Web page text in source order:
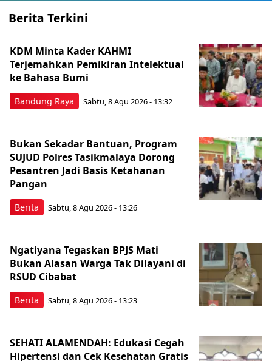
Berita Terkini
Bandung Raya
KDM Minta Kader KAHMI
Terjemahkan Pemikiran Intelektual
ke Bahasa Bumi
Sabtu, 8 Agu 2026 - 13:32
Berita
Bukan Sekadar Bantuan, Program
SUJUD Polres Tasikmalaya Dorong
Pesantren Jadi Basis Ketahanan
Pangan
Sabtu, 8 Agu 2026 - 13:26
Berita
Ngatiyana Tegaskan BPJS Mati
Bukan Alasan Warga Tak Dilayani di
RSUD Cibabat
Sabtu, 8 Agu 2026 - 13:23
SEHATI ALAMENDAH: Edukasi Cegah
Hipertensi dan Cek Kesehatan Gratis